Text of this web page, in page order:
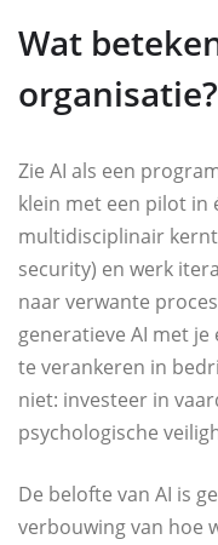
Wat
organisatie?
Zie AI als een
klein met een pilot in
multidisciplinair
security) en werk
naar verwante
generatieve AI met
te verankeren in
niet: investeer in
psychologische
De belofte van AI is
verbouwing van hoe